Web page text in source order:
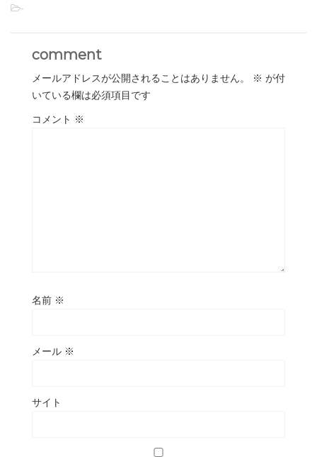
-
comment
メールアドレスが公開されることはありません。 ※ が付
いている欄は必須項目です
コメント ※
名前 ※
メール ※
サイト